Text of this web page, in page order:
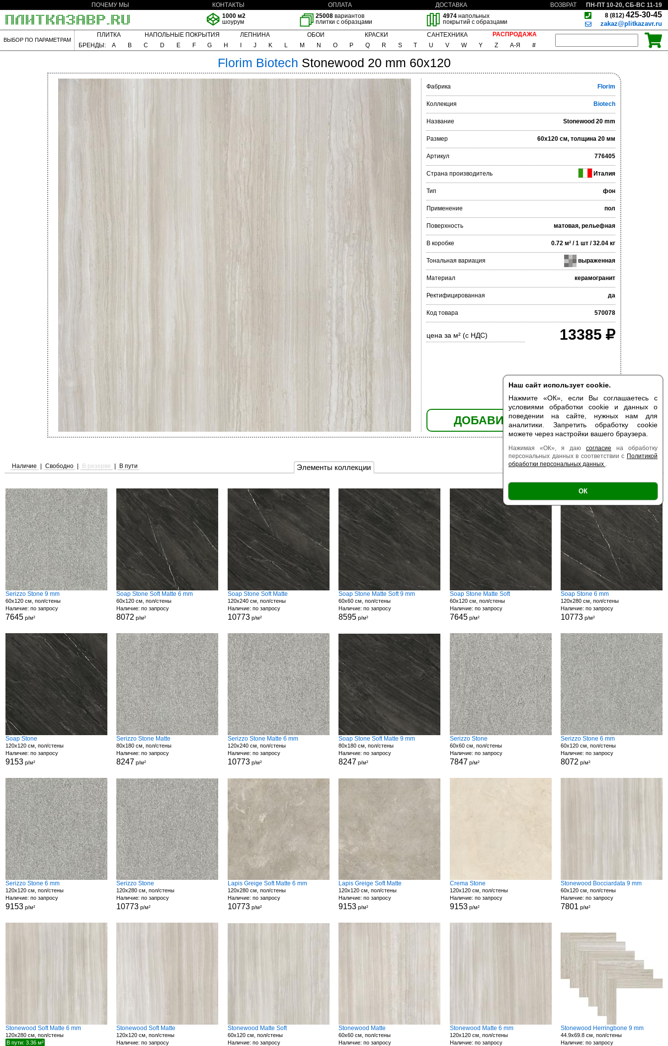
Наш сайт использует cookie.
Нажмите «ОК», если Вы соглашаетесь с
условиями обработки cookie и данных о
поведении на сайте, нужных нам для
аналитики. Запретить обработку cookie
можете через настройки вашего браузера.
Нажимая «ОК», я даю согласие на обработку
персональных данных в соответствии с Политикой
обработки персональных данных .
ОК
ПОЧЕМУ МЫ КОНТАКТЫ ОПЛАТА ДОСТАВКА ВОЗВРАТ
ПН-ПТ 10-20, СБ-ВС 11-19
1000 м2
шоурум
25008 вариантов
плитки с образцами
4974напольных
покрытий с образцами
8 (812) 425-30-45
zakaz@plitkazavr.ru
ВЫБОР ПО ПАРАМЕТРАМ
ПЛИТКА НАПОЛЬНЫЕ ПОКРЫТИЯ ЛЕПНИНА ОБОИ КРАСКИ САНТЕХНИКА
РАСПРОДАЖА
БРЕНДЫ:
A B C D E F G H J K L M N O P Q R S T U V W Y Z А-Я #
Florim Biotech Stonewood 20 mm 60x120
Фабрика Florim
Коллекция Biotech
Название Stonewood 20 mm
Размер 60x120 см, толщина 20 мм
Артикул 776405
Страна производитель Италия
Тип фон
Применение пол
Поверхность матовая, рельефная
В коробке 0.72 м² / 1 шт / 32.04 кг
Тональная вариация выраженная
Материал керамогранит
Ректифицированная да
Код товара 570078
цена за м² (с НДС) 13385
ДОБАВИТЬ В КОРЗИНУ
Элементы коллекции
Наличие Свободно В резерве В пути Есть образец | Поверхность |
Serizzo Stone 9 mm
60x120 см, пол/стены
Наличие: по запросу
7645р/м²
Soap Stone Soft Matte 6 mm
60x120 см, пол/стены
Наличие: по запросу
8072 р/м²
Soap Stone Soft Matte
120x240 см, пол/стены
Наличие: по запросу
10773р/м²
Soap Stone Matte Soft 9 mm
60x60 см, пол/стены
Наличие: по запросу
8595 р/м²
Soap Stone Matte Soft
60x120 см, пол/стены
Наличие: по запросу
7645р/м²
Soap Stone 6 mm
120x280 см, пол/стены
Наличие: по запросу
10773 р/м²
Soap Stone
120x120 см, пол/стены
Наличие: по запросу
9153р/м²
Serizzo Stone Matte
80x180 см, пол/стены
Наличие: по запросу
8247 р/м²
Serizzo Stone Matte 6 mm
120x240 см, пол/стены
Наличие: по запросу
10773р/м²
Soap Stone Soft Matte 9 mm
80x180 см, пол/стены
Наличие: по запросу
8247 р/м²
Serizzo Stone
60x60 см, пол/стены
Наличие: по запросу
7847 р/м²
Serizzo Stone 6 mm
60x120 см, пол/стены
Наличие: по запросу
8072 р/м²
Serizzo Stone 6 mm
120x120 см, пол/стены
Наличие: по запросу
9153р/м²
Serizzo Stone
120x280 см, пол/стены
Наличие: по запросу
10773 р/м²
Lapis Greige Soft Matte 6 mm
120x280 см, пол/стены
Наличие: по запросу
10773р/м²
Lapis Greige Soft Matte
120x120 см, пол/стены
Наличие: по запросу
9153 р/м²
Crema Stone
120x120 см, пол/стены
Наличие: по запросу
9153р/м²
Stonewood Bocciardata 9 mm
60x120 см, пол/стены
Наличие: по запросу
7801 р/м²
Stonewood Soft Matte 6 mm
120x280 см, пол/стены
В пути: 3.36 м²
Stonewood Soft Matte
120x120 см, пол/стены
Наличие: по запросу
Stonewood Matte Soft
60x120 см, пол/стены
Наличие: по запросу
Stonewood Matte
60x60 см, пол/стены
Наличие: по запросу
Stonewood Matte 6 mm
120x120 см, пол/стены
Наличие: по запросу
Stonewood Herringbone 9 mm
44.9x69.8 см, пол/стены
Наличие: по запросу